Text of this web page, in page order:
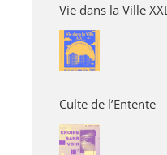
Vie dans la Ville XXL
Culte de l’Entente